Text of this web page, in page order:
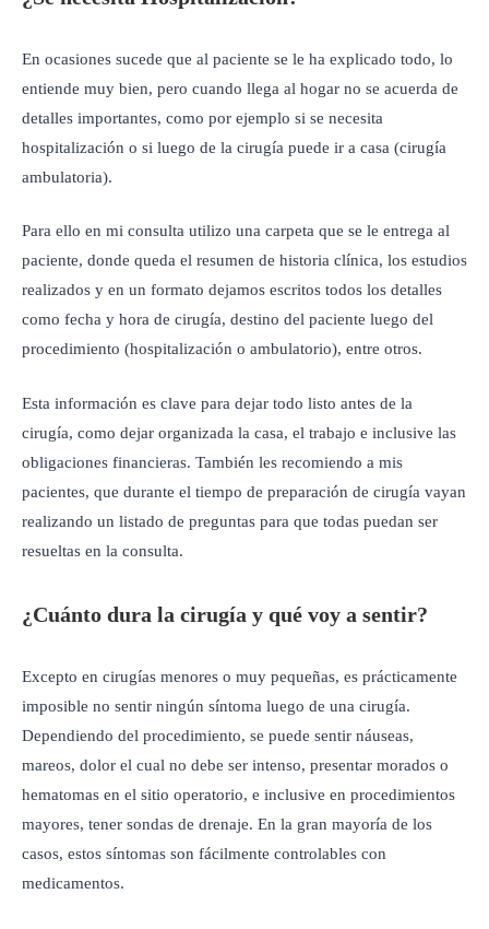
En ocasiones sucede que al paciente se le ha explicado todo, lo
entiende muy bien, pero cuando llega al hogar no se acuerda de
detalles importantes, como por ejemplo si se necesita
hospitalización o si luego de la cirugía puede ir a casa (cirugía
ambulatoria).
Para ello en mi consulta utilizo una carpeta que se le entrega al
paciente, donde queda el resumen de historia clínica, los estudios
realizados y en un formato dejamos escritos todos los detalles
como fecha y hora de cirugía, destino del paciente luego del
procedimiento (hospitalización o ambulatorio), entre otros.
Esta información es clave para dejar todo listo antes de la
cirugía, como dejar organizada la casa, el trabajo e inclusive las
obligaciones financieras. También les recomiendo a mis
pacientes, que durante el tiempo de preparación de cirugía vayan
realizando un listado de preguntas para que todas puedan ser
resueltas en la consulta.
¿Cuánto dura la cirugía y qué voy a sentir?
Excepto en cirugías menores o muy pequeñas, es prácticamente
imposible no sentir ningún síntoma luego de una cirugía.
Dependiendo del procedimiento, se puede sentir náuseas,
mareos, dolor el cual no debe ser intenso, presentar morados o
hematomas en el sitio operatorio, e inclusive en procedimientos
mayores, tener sondas de drenaje. En la gran mayoría de los
casos, estos síntomas son fácilmente controlables con
medicamentos.